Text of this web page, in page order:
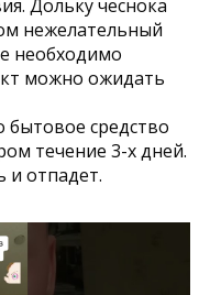
Дольку чеснока
нежелательный
необходимо
можно ожидать
бытовое средство
течение 3-х дней.
и отпадет.